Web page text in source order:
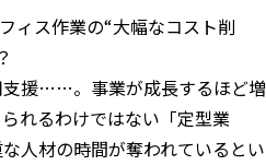
ィス作業の“大幅なコスト削
支援……。事業が成長するほど増
れるわけではない「定型業
人材の時間が奪われているとい